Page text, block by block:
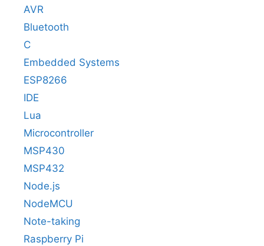
AVR
Bluetooth
C
Embedded Systems
ESP8266
IDE
Lua
Microcontroller
MSP430
MSP432
Node.js
NodeMCU
Note-taking
Raspberry Pi